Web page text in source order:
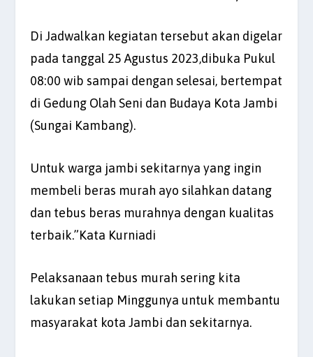
Di Jadwalkan kegiatan tersebut akan digelar
pada tanggal 25 Agustus 2023,dibuka Pukul
08:00 wib sampai dengan selesai, bertempat
di Gedung Olah Seni dan Budaya Kota Jambi
(Sungai Kambang).
Untuk warga jambi sekitarnya yang ingin
membeli beras murah ayo silahkan datang
dan tebus beras murahnya dengan kualitas
terbaik.”Kata Kurniadi
Pelaksanaan tebus murah sering kita
lakukan setiap Minggunya untuk membantu
masyarakat kota Jambi dan sekitarnya.